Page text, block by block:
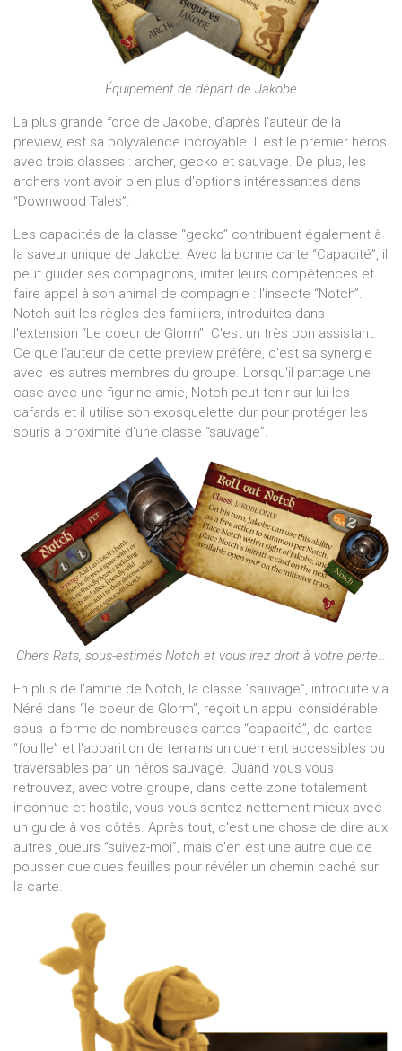
Équipement de départ de Jakobe
La plus grande force de Jakobe, d'après l'auteur de la
preview, est sa polyvalence incroyable. Il est le premier héros
avec trois classes : archer, gecko et sauvage. De plus, les
archers vont avoir bien plus d'options intéressantes dans
“Downwood Tales”.
Les capacités de la classe “gecko” contribuent également à
la saveur unique de Jakobe. Avec la bonne carte “Capacité”, il
peut guider ses compagnons, imiter leurs compétences et
faire appel à son animal de compagnie : l'insecte “Notch”.
Notch suit les règles des familiers, introduites dans
l'extension “Le coeur de Glorm”. C'est un très bon assistant.
Ce que l'auteur de cette preview préfère, c'est sa synergie
avec les autres membres du groupe. Lorsqu'il partage une
case avec une figurine amie, Notch peut tenir sur lui les
cafards et il utilise son exosquelette dur pour protéger les
souris à proximité d'une classe “sauvage”.
Chers Rats, sous-estimés Notch et vous irez droit à votre perte…
En plus de l'amitié de Notch, la classe “sauvage”, introduite via
Néré dans “le coeur de Glorm”, reçoit un appui considérable
sous la forme de nombreuses cartes “capacité”, de cartes
“fouille” et l'apparition de terrains uniquement accessibles ou
traversables par un héros sauvage. Quand vous vous
retrouvez, avec votre groupe, dans cette zone totalement
inconnue et hostile, vous vous sentez nettement mieux avec
un guide à vos côtés. Après tout, c'est une chose de dire aux
autres joueurs “suivez-moi”, mais c'en est une autre que de
pousser quelques feuilles pour révéler un chemin caché sur
la carte.